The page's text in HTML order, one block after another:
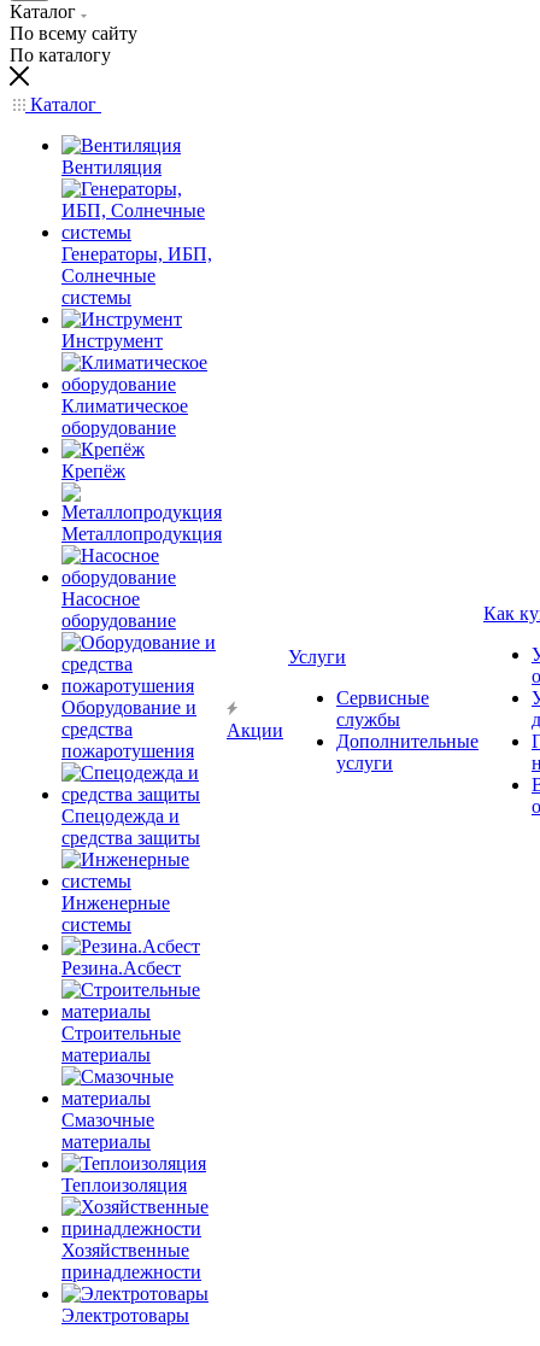
Каталог
По всему сайту
По каталогу
Каталог
Вентиляция
Генераторы, ИБП,
Солнечные
системы
Инструмент
Климатическое
оборудование
Крепёж
Металлопродукция
Насосное
оборудование
Оборудование и
средства
пожаротушения
Спецодежда и
средства защиты
Инженерные
системы
Резина.Асбест
Строительные
материалы
Смазочные
материалы
Теплоизоляция
Хозяйственные
принадлежности
Электротовары
Акции
Услуги
Сервисные
службы
Дополнительные
услуги
Как